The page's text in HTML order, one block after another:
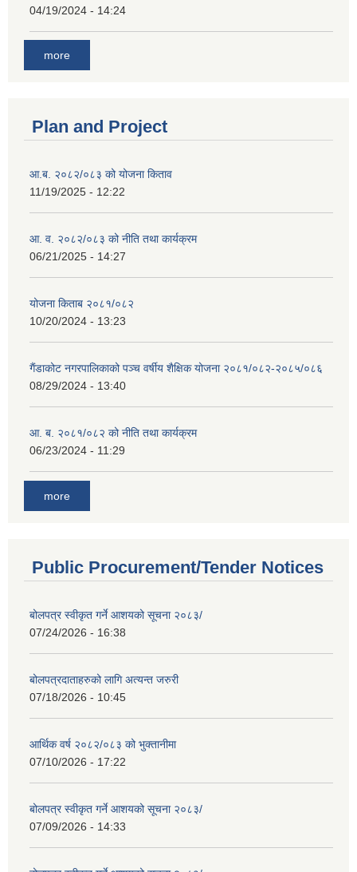
04/19/2024 - 14:24
more
Plan and Project
आ.ब. २०८२/०८३ को योजना किताव
11/19/2025 - 12:22
आ. व. २०८२/०८३ को नीति तथा कार्यक्रम
06/21/2025 - 14:27
योजना किताब २०८१/०८२
10/20/2024 - 13:23
गैंडाकोट नगरपालिकाको पञ्च वर्षीय शैक्षिक योजना २०८१/०८२-२०८५/०८६
08/29/2024 - 13:40
आ. ब. २०८१/०८२ को नीति तथा कार्यक्रम
06/23/2024 - 11:29
more
Public Procurement/Tender Notices
बोलपत्र स्वीकृत गर्ने आशयको सूचना २०८३/
07/24/2026 - 16:38
बोलपत्रदाताहरुको लागि अत्यन्त जरुरी
07/18/2026 - 10:45
आर्थिक वर्ष २०८२/०८३ को भुक्तानीमा
07/10/2026 - 17:22
बोलपत्र स्वीकृत गर्ने आशयको सूचना २०८३/
07/09/2026 - 14:33